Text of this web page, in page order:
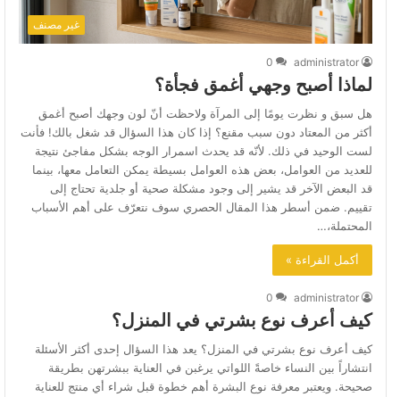
غير مصنف
administrator
0
لماذا أصبح وجهي أغمق فجأة؟
هل سبق و نظرت يومًا إلى المرآة ولاحظت أنّ لون وجهك أصبح أغمق
أكثر من المعتاد دون سبب مقنع؟ إذا كان هذا السؤال قد شغل بالك! فأنت
لست الوحيد في ذلك. لأنّه قد يحدث اسمرار الوجه بشكل مفاجئ نتيجة
للعديد من العوامل، بعض هذه العوامل بسيطة يمكن التعامل معها، بينما
قد البعض الآخر قد يشير إلى وجود مشكلة صحية أو جلدية تحتاج إلى
تقييم. ضمن أسطر هذا المقال الحصري سوف نتعرّف على أهم الأسباب
المحتملة،…
أكمل القراءة »
administrator
0
كيف أعرف نوع بشرتي في المنزل؟
كيف أعرف نوع بشرتي في المنزل؟ يعد هذا السؤال إحدى أكثر الأسئلة
انتشاراً بين النساء خاصةً اللواتي يرغبن في العناية ببشرتهن بطريقة
صحيحة. ويعتبر معرفة نوع البشرة أهم خطوة قبل شراء أي منتج للعناية